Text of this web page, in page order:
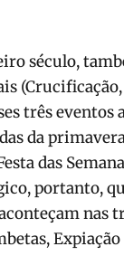
século,
três eventos
da
das
portanto,
nas
Expiação